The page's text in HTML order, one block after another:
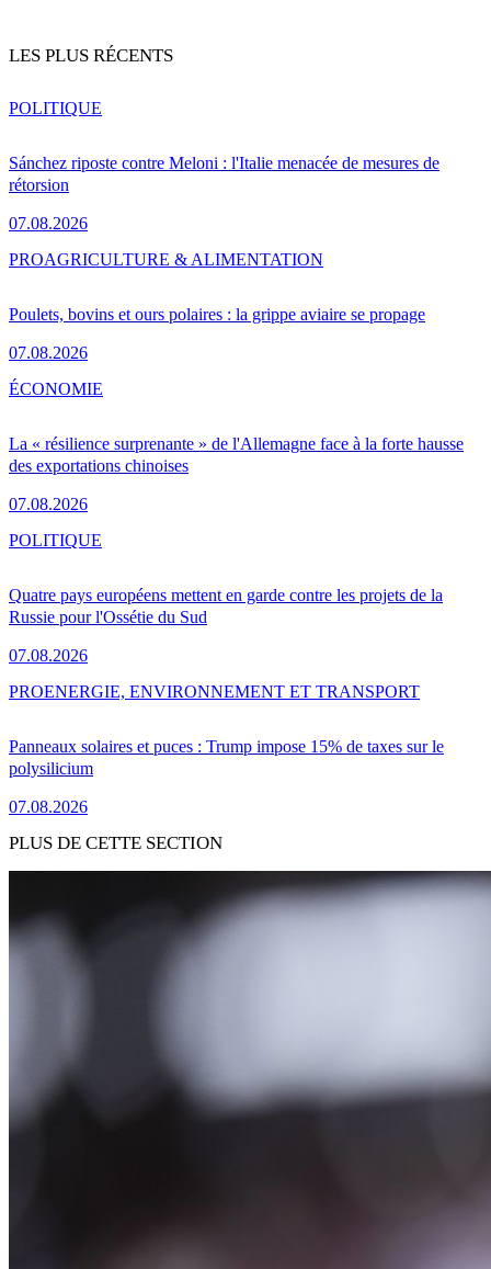
LES PLUS RÉCENTS
Sánchez riposte contre Meloni : l'Italie menacée de mesures de
rétorsion
07.08.2026
POLITIQUE
Poulets, bovins et ours polaires : la grippe aviaire se propage
07.08.2026
PROAGRICULTURE & ALIMENTATION
La « résilience surprenante » de l'Allemagne face à la forte hausse
des exportations chinoises
07.08.2026
ÉCONOMIE
Quatre pays européens mettent en garde contre les projets de la
Russie pour l'Ossétie du Sud
07.08.2026
POLITIQUE
Panneaux solaires et puces : Trump impose 15% de taxes sur le
polysilicium
07.08.2026
PROENERGIE, ENVIRONNEMENT ET TRANSPORT
PLUS DE CETTE SECTION